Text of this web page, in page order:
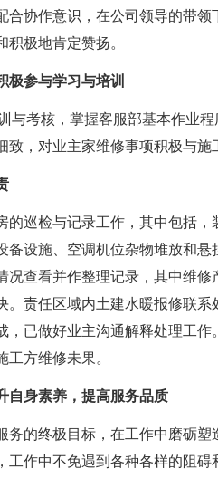
合协作意识，在公司领导的带
积极地肯定赞扬。
参与学习与培训
考核，掌握客服部基本作业程
致，对业主家维修事项积极与施
巡检与记录工作，其中包括，
备设施、空调机位杂物堆放和
况查看并作整理记录，其中维
。责任区域内土建水暖报修联
，已做好业主沟通解释处理工
方维修未果。
身素养，提高服务品质
的终极目标，在工作中磨砺塑
工作中不免遇到各种各样的阻